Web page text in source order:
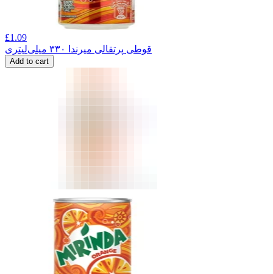
£1.09
قوطی پرتقالی میرندا ۳۳۰ میلی‌لیتری
Add to cart